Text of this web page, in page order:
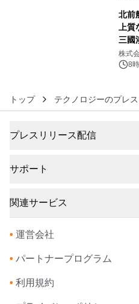
アー
メー
北前
上
三國
株式
8
トップ テクノロジーのプレ
プレスリリース配信
サポート
関連サービス
• 運営会社
• パートナープログラム
• 利用規約